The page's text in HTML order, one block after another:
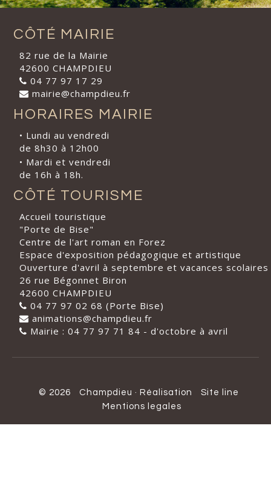
CÔTÉ MAIRIE
82 rue de la Mairie
42600 CHAMPDIEU
04 77 97 17 29
mairie@champdieu.fr
HORAIRES MAIRIE
• Lundi au vendredi
de 8h30 à 12h00
• Mardi et vendredi
de 16h à 18h.
CÔTÉ TOURISME
Accueil touristique
"Porte de Bise"
Centre de l'art roman en Forez
Espace d'exposition pédagogique et artistique
Ouverture d'avril à septembre et vacances scolaires
26 rue Bégonnet Biron
42600 CHAMPDIEU
04 77 97 02 68 (Porte Bise)
animations@champdieu.fr
Mairie : 04 77 97 71 84 - d'octobre à avril
© 2026 Champdieu · Réalisation
Site line
Mentions legales